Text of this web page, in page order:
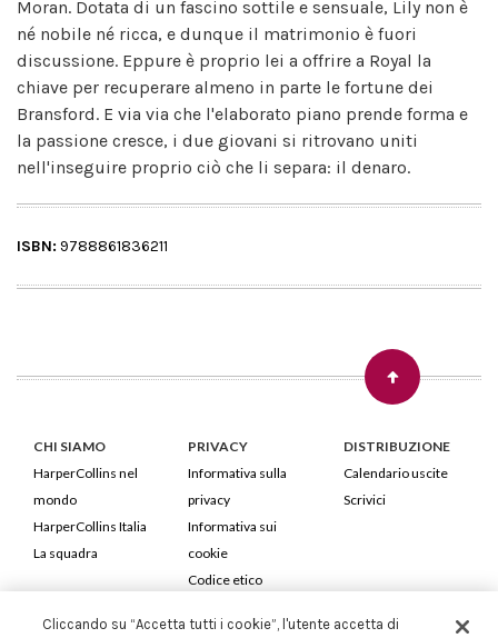
Moran. Dotata di un fascino sottile e sensuale, Lily non è
né nobile né ricca, e dunque il matrimonio è fuori
discussione. Eppure è proprio lei a offrire a Royal la
chiave per recuperare almeno in parte le fortune dei
Bransford. E via via che l'elaborato piano prende forma e
la passione cresce, i due giovani si ritrovano uniti
nell'inseguire proprio ciò che li separa: il denaro.
ISBN: 9788861836211
CHI SIAMO
HarperCollins nel
mondo
HarperCollins Italia
La squadra
PRIVACY
Informativa sulla
privacy
Informativa sui
cookie
Codice etico
DISTRIBUZIONE
Calendario uscite
Scrivici
HarperCollins Italia S.p.A. Viale Monte Nero, 84 - 20135 Milano
Cliccando su “Accetta tutti i cookie”, l'utente accetta di